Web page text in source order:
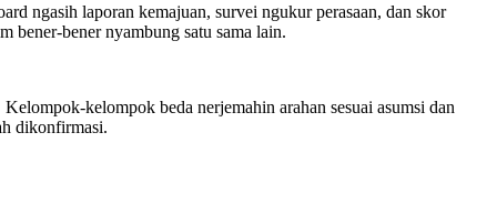
ngasih laporan kemajuan, survei ngukur perasaan, dan skor
bener-bener nyambung satu sama lain.
kelompok beda nerjemahin arahan sesuai asumsi dan
dikonfirmasi.